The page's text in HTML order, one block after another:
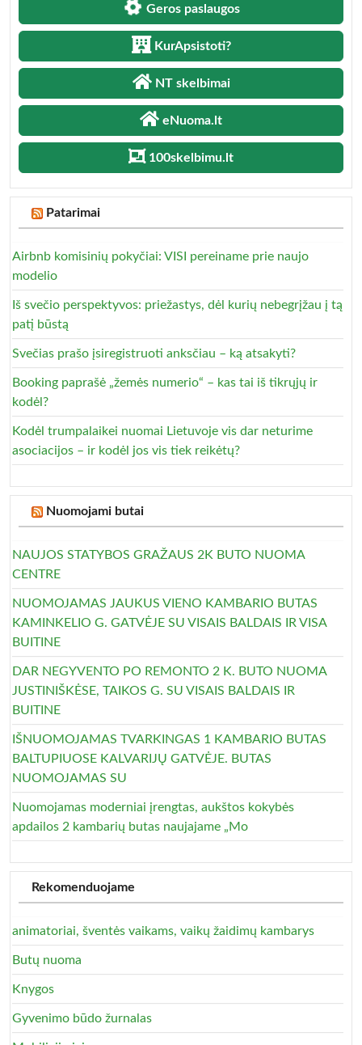
Geros paslaugos
KurApsistoti?
NT skelbimai
eNuoma.lt
100skelbimu.lt
Patarimai
Airbnb komisinių pokyčiai: VISI pereiname prie naujo
modelio
Iš svečio perspektyvos: priežastys, dėl kurių nebegrįžau į tą
patį būstą
Svečias prašo įsiregistruoti anksčiau – ką atsakyti?
Booking paprašė „žemės numerio“ – kas tai iš tikrųjų ir
kodėl?
Kodėl trumpalaikei nuomai Lietuvoje vis dar neturime
asociacijos – ir kodėl jos vis tiek reikėtų?
Nuomojami butai
NAUJOS STATYBOS GRAŽAUS 2K BUTO NUOMA
CENTRE
NUOMOJAMAS JAUKUS VIENO KAMBARIO BUTAS
KAMINKELIO G. GATVĖJE SU VISAIS BALDAIS IR VISA
BUITINE
DAR NEGYVENTO PO REMONTO 2 K. BUTO NUOMA
JUSTINIŠKĖSE, TAIKOS G. SU VISAIS BALDAIS IR
BUITINE
IŠNUOMOJAMAS TVARKINGAS 1 KAMBARIO BUTAS
BALTUPIUOSE KALVARIJŲ GATVĖJE. BUTAS
NUOMOJAMAS SU
Nuomojamas moderniai įrengtas, aukštos kokybės
apdailos 2 kambarių butas naujajame „Mo
Rekomenduojame
animatoriai, šventės vaikams, vaikų žaidimų kambarys
Butų nuoma
Knygos
Gyvenimo būdo žurnalas